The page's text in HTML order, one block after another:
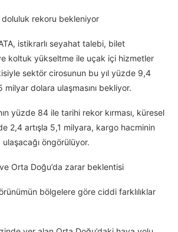
doluluk rekoru bekleniyor
istikrarlı seyahat talebi, bilet
koltuk yükseltme ile uçak içi hizmetler
sektör cirosunun bu yıl yüzde 9,4
dolara ulaşmasını bekliyor.
yüzde 84 ile tarihi rekor kırması, küresel
2,4 artışla 5,1 milyara, kargo hacminin
öngörülüyor.
Orta Doğu’da zarar beklentisi
bölgelere göre ciddi farklılıklar